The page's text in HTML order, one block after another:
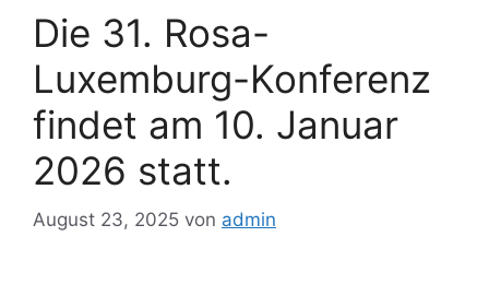
Die 31. Rosa-
Luxemburg-Konferenz
findet am 10. Januar
2026 statt.
August 23, 2025 von admin